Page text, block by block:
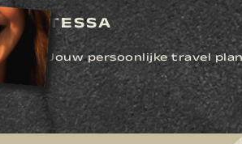
TESSA
Jouw persoonlijke travel